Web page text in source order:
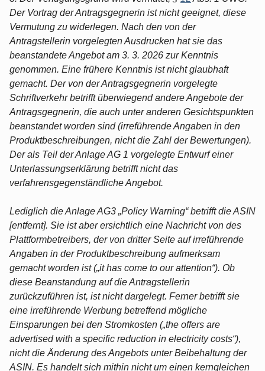
Der Vortrag der Antragsgegnerin ist nicht geeignet, diese
Vermutung zu widerlegen. Nach den von der
Antragstellerin vorgelegten Ausdrucken hat sie das
beanstandete Angebot am 3. 3. 2026 zur Kenntnis
genommen. Eine frühere Kenntnis ist nicht glaubhaft
gemacht. Der von der Antragsgegnerin vorgelegte
Schriftverkehr betrifft überwiegend andere Angebote der
Antragsgegnerin, die auch unter anderen Gesichtspunkten
beanstandet worden sind (irreführende Angaben in den
Produktbeschreibungen, nicht die Zahl der Bewertungen).
Der als Teil der Anlage AG 1 vorgelegte Entwurf einer
Unterlassungserklärung betrifft nicht das
verfahrensgegenständliche Angebot.
Lediglich die Anlage AG3 „Policy Warning“ betrifft die ASIN
[entfernt]. Sie ist aber ersichtlich eine Nachricht von des
Plattformbetreibers, der von dritter Seite auf irreführende
Angaben in der Produktbeschreibung aufmerksam
gemacht worden ist („it has come to our attention“). Ob
diese Beanstandung auf die Antragstellerin
zurückzuführen ist, ist nicht dargelegt. Ferner betrifft sie
eine irreführende Werbung betreffend mögliche
Einsparungen bei den Stromkosten („the offers are
advertised with a specific reduction in electricity costs“),
nicht die Änderung des Angebots unter Beibehaltung der
ASIN. Es handelt sich mithin nicht um einen kerngleichen